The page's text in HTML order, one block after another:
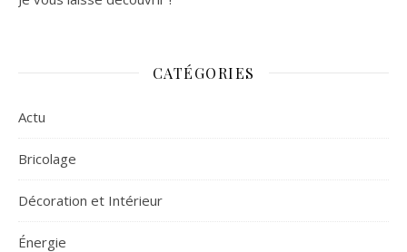
CATÉGORIES
Actu
Bricolage
Décoration et Intérieur
Énergie